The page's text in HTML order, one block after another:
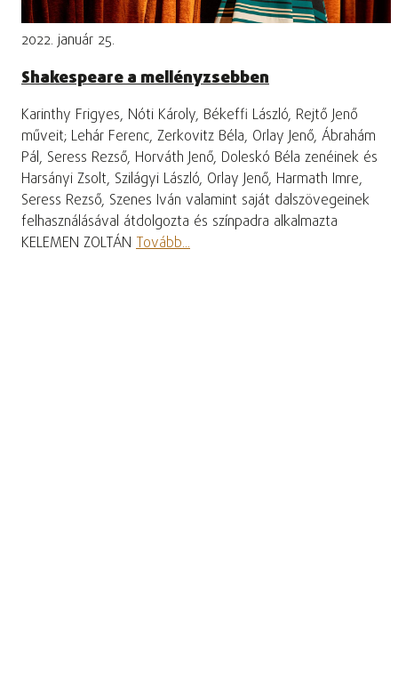
2022. január 25.
Shakespeare a mellényzsebben
Karinthy Frigyes, Nóti Károly, Békeffi László, Rejtő Jenő
műveit; Lehár Ferenc, Zerkovitz Béla, Orlay Jenő, Ábrahám
Pál, Seress Rezső, Horváth Jenő, Doleskó Béla zenéinek és
Harsányi Zsolt, Szilágyi László, Orlay Jenő, Harmath Imre,
Seress Rezső, Szenes Iván valamint saját dalszövegeinek
felhasználásával átdolgozta és színpadra alkalmazta
KELEMEN ZOLTÁN Tovább...